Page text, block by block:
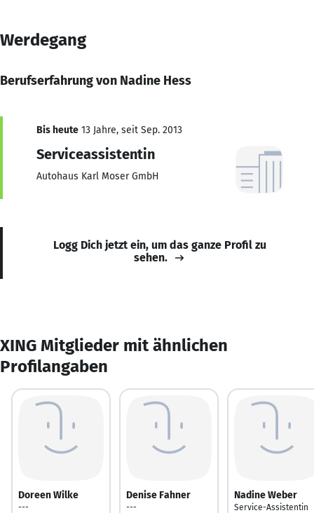
Werdegang
Berufserfahrung von Nadine Hess
Bis heute 13 Jahre, seit Sep. 2013
Serviceassistentin
Autohaus Karl Moser GmbH
Logg Dich jetzt ein, um das ganze Profil zu
sehen.
XING Mitglieder mit ähnlichen
Profilangaben
Doreen Wilke
---
Denise Fahner
---
Nadine Weber
Service-Assistentin